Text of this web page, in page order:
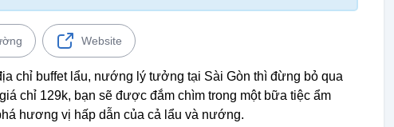
Website
chỉ buffet lẩu, nướng lý tưởng tại Sài Gòn thì đừng bỏ qua
chỉ 129k, bạn sẽ được đắm chìm trong một bữa tiệc ẩm
hương vị hấp dẫn của cả lẩu và nướng.